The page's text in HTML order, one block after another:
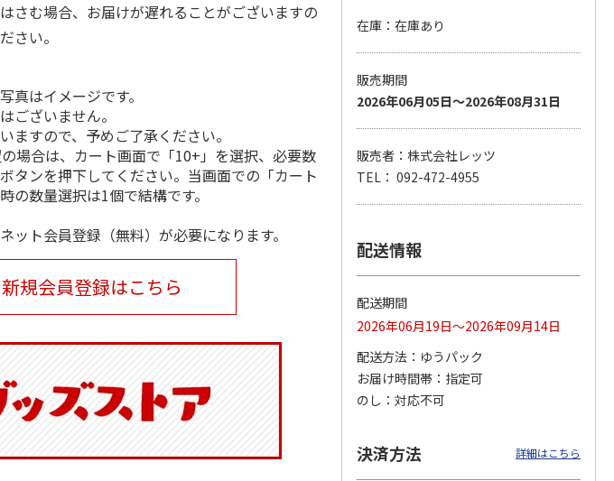
POSTIES オリジナ
ルTシャツ Sサイズ
3,080円
アニメ『ジョジョの
奇妙な冒険 黄金の
風』CITY POP …
4.8（4）
3,839円
『ジョジョの奇妙な
冒険 スターダスト
クルセイダース』
ワー…
『ジョジョの奇妙な
冒険 スターダスト
クルセイダース』
トラ…
3,300円
『ジョジョの奇妙な
3,300円
さむ場合、お届けが遅れることがございますの
さい。
はイメージです。
ございません。
ますので、予めご了承ください。
場合は、カート画面で「10+」を選択、必要数
タンを押下してください。当画面での「カート
の数量選択は1個で結構です。
ット会員登録（無料）が必要になります。
新規会員登録はこちら
在庫：在庫あり
販売期間
2026年06月05日～2026年08月31日
販売者：株式会社レッツ
TEL： 092-472-4955
配送情報
配送期間
2026年06月19日～2026年09月14日
配送方法
ゆうパック
お届け時間帯
指定可
のし
対応不可
決済方法 詳細はこちら